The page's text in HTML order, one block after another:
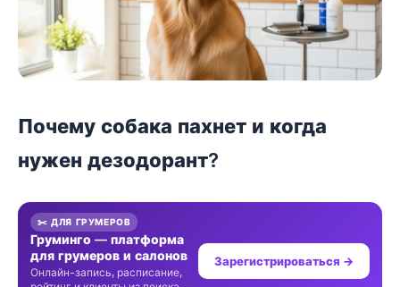
Почему собака пахнет и когда
нужен дезодорант?
✂️ ДЛЯ ГРУМЕРОВ
Груминго — платформа
для грумеров и салонов
Онлайн-запись, расписание,
Зарегистрироваться →